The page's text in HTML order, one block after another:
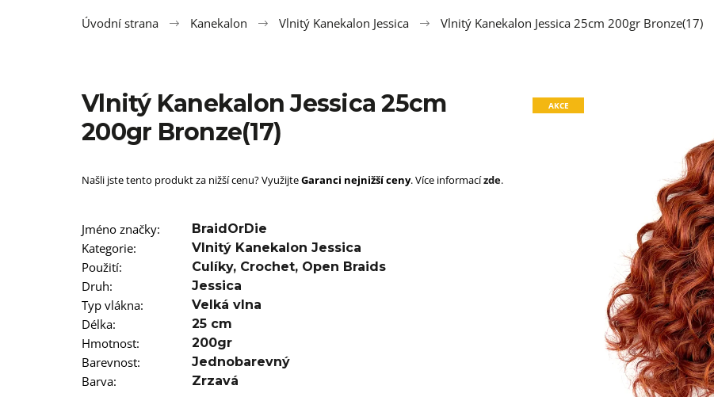
Úvodní strana Kanekalon Vlnitý Kanekalon Jessica Vlnitý Kanekalon Jessica 25cm 200gr Bronze(17)
Vlnitý Kanekalon Jessica 25cm
200gr Bronze(17)
AKCE
Našli jste tento produkt za nižší cenu? VyužijteGaranci nejnižší ceny. Více informacízde.
Jméno značky: BraidOrDie
Kategorie: Vlnitý Kanekalon Jessica
Použití: Culíky, Crochet, Open Braids
Druh: Jessica
Typ vlákna: Velká vlna
Délka: 25 cm
Hmotnost: 200gr
Barevnost: Jednobarevný
Barva: Zrzavá
100% JUMBO BRAID KANEKALON 22
SUPERBRAID
99 Kč
100% EZ KANEKALON 1
149 Kč